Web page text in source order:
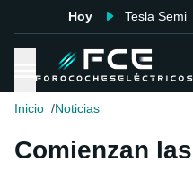
Hoy Tesla Semi
Inicio Noticias
Comienzan